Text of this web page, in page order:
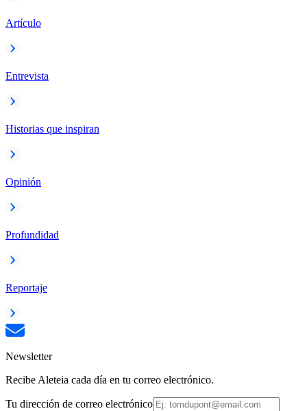
Artículo
Entrevista
Historias que inspiran
Opinión
Profundidad
Reportaje
Newsletter
Recibe Aleteia cada día en tu correo electrónico.
Tu dirección de correo electrónico